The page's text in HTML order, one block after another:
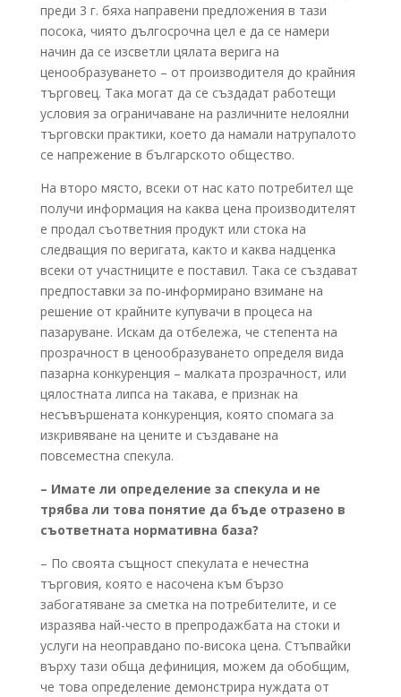
преди 3 г. бяха направени предложения в тази
посока, чиято дългосрочна цел е да се намери
начин да се изсветли цялата верига на
ценообразуването – от производителя до крайния
търговец. Така могат да се създадат работещи
условия за ограничаване на различните нелоялни
търговски практики, което да намали натрупалото
се напрежение в българското общество.
На второ място, всеки от нас като потребител ще
получи информация на каква цена производителят
е продал съответния продукт или стока на
следващия по веригата, както и каква надценка
всеки от участниците е поставил. Така се създават
предпоставки за по-информирано взимане на
решение от крайните купувачи в процеса на
пазаруване. Искам да отбележа, че степента на
прозрачност в ценообразуването определя вида
пазарна конкуренция – малката прозрачност, или
цялостната липса на такава, е признак на
несъвършената конкуренция, която спомага за
изкривяване на цените и създаване на
повсеместна спекула.
– Имате ли определение за спекула и не
трябва ли това понятие да бъде отразено в
съответната нормативна база?
– По своята същност спекулата е нечестна
търговия, която е насочена към бързо
забогатяване за сметка на потребителите, и се
изразява най-често в препродажбата на стоки и
услуги на неоправдано по-висока цена. Стъпвайки
върху тази обща дефиниция, можем да обобщим,
че това определение демонстрира нуждата от